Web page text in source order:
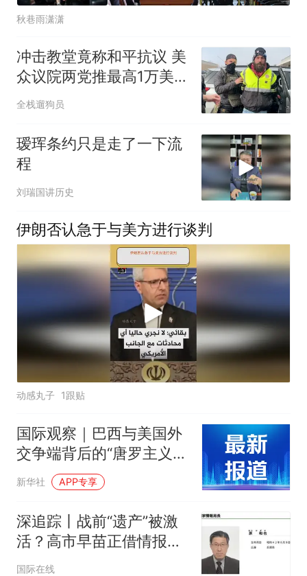
秋巷雨潇潇
冲击教堂竟称和平抗议 美
众议院两党推最高1万美元
罚款法案
全栈遛狗员
瑷珲条约只是走了一下流
程
刘瑞国讲历史
伊朗否认急于与美方进行谈判
动感丸子 1跟贴
国际观察｜巴西与美国外
交争端背后的“唐罗主义”
黑手
新华社 APP专享
深追踪丨战前“遗产”被激
活？高市早苗正借情报改
革推进“军事大国化”
国际在线